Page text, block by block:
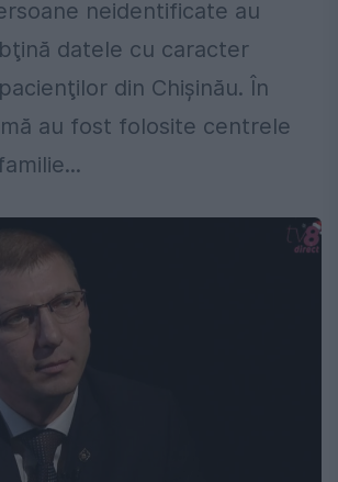
neidentificate au
datele cu caracter
din Chişinău. În
au fost folosite centrele